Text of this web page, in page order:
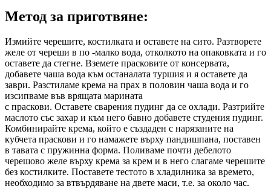
Метод за приготвяне:
Измийте черешите, костилката и оставете на сито. Разтворете
желе от череши в по -малко вода, отколкото на опаковката и го
оставете да стегне. Вземете прасковите от консервата,
добавете чаша вода към останалата туршия и я оставете да
заври. Разстиламе крема на прах в половин чаша вода и го
изсипваме във врящата марината
с праскови. Оставете сварения пудинг да се охлади. Разтрийте
маслото със захар и към него бавно добавете студения пудинг.
Комбинирайте крема, който е създаден с нарязаните на
кубчета праскови и го намажете върху пандишпана, поставен
в тавата с пружинна форма. Поливаме почти дебелото
черешово желе върху крема за крем и в него слагаме черешите
без костилките. Поставете тестото в хладилника за времето,
необходимо за втвърдяване на двете маси, т.е. за около час.